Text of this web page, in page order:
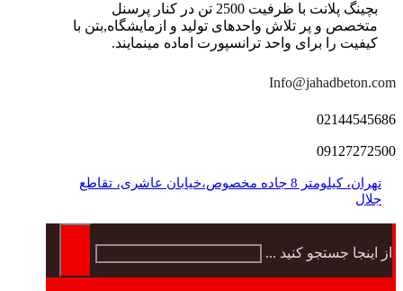
بچینگ پلانت با ظرفیت 2500 تن در کنار پرسنل
متخصص و پر تلاش واحدهای تولید و ازمایشگاه,بتن با
کیفیت را برای واحد ترانسپورت اماده مینمایند.
Info@jahadbeton.com
02144545686
09127272500
تهران، کیلومتر 8 جاده مخصوص،خیابان عاشری، تقاطع
جلال
از اینجا جستجو کنید ...